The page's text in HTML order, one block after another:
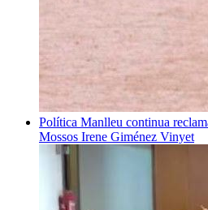
Política Manlleu continua
Mossos Irene Giménez Vinyet